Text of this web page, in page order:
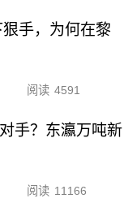
手，为何在黎
阅读 4591
手？东瀛万吨新
阅读 11166